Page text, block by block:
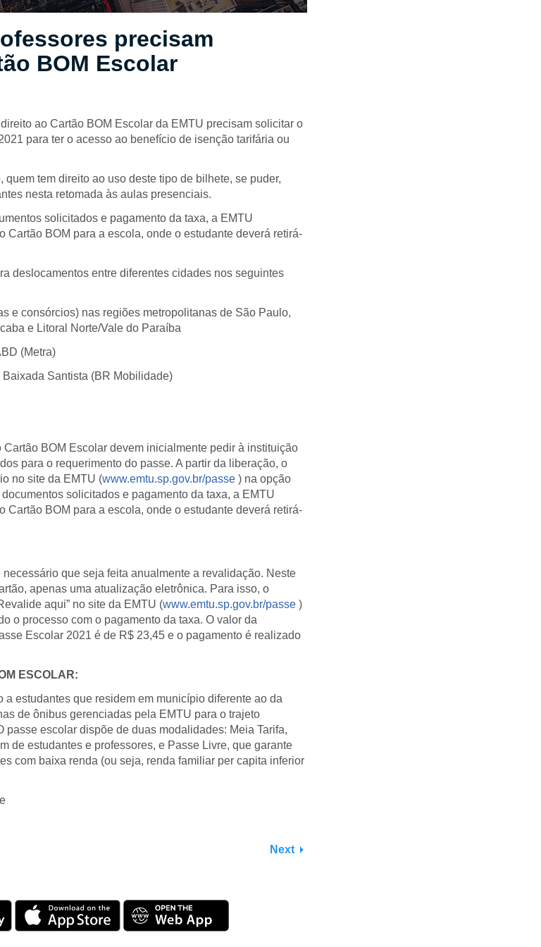
precisam
BOM Escolar
ao Cartão BOM Escolar da EMTU precisam solicitar o
para ter o acesso ao benefício de isenção tarifária ou
tem direito ao uso deste tipo de bilhete, se puder,
nesta retomada às aulas presenciais.
solicitados e pagamento da taxa, a EMTU
Cartão BOM para a escola, onde o estudante deverá retirá-
deslocamentos entre diferentes cidades nos seguintes
e consórcios) nas regiões metropolitanas de São Paulo,
e Litoral Norte/Vale do Paraíba
(Metra)
Santista (BR Mobilidade)
BOM Escolar devem inicialmente pedir à instituição
para o requerimento do passe. A partir da liberação, o
no site da EMTU (www.emtu.sp.gov.br/passe ) na opção
solicitados e pagamento da taxa, a EMTU
Cartão BOM para a escola, onde o estudante deverá retirá-
que seja feita anualmente a revalidação. Neste
apenas uma atualização eletrônica. Para isso, o
aqui” no site da EMTU (www.emtu.sp.gov.br/passe )
o processo com o pagamento da taxa. O valor da
Escolar 2021 é de R$ 23,45 e o pagamento é realizado
ESCOLAR:
a estudantes que residem em município diferente ao da
de ônibus gerenciadas pela EMTU para o trajeto
passe escolar dispõe de duas modalidades: Meia Tarifa,
de estudantes e professores, e Passe Livre, que garante
com baixa renda (ou seja, renda familiar per capita inferior
Next